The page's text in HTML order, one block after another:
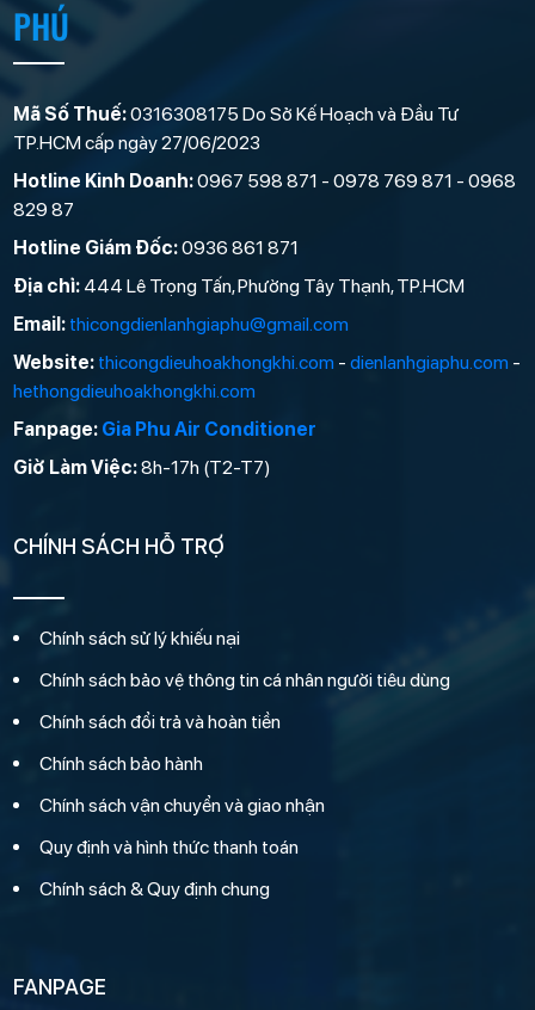
PHÚ
Mã Số Thuế:0316308175 Do Sở Kế Hoạch và Đầu Tư
TP.HCM cấp ngày 27/06/2023
Hotline Kinh Doanh:0967 598 871 - 0978 769 871 - 0968
829 87
Hotline Giám Đốc:0936 861 871
Địa chỉ: 444 Lê Trọng Tấn, Phường Tây Thạnh, TP.HCM
Email: thicongdienlanhgiaphu@gmail.com
Website: thicongdieuhoakhongkhi.com -dienlanhgiaphu.com -
hethongdieuhoakhongkhi.com
Fanpage: Gia Phu Air Conditioner
Giờ Làm Việc:8h-17h (T2-T7)
CHÍNH SÁCH HỖ TRỢ
Chính sách sử lý khiếu nại
Chính sách bảo vệ thông tin cá nhân người tiêu dùng
Chính sách đổi trả và hoàn tiền
Chính sách bảo hành
Chính sách vận chuyển và giao nhận
Quy định và hình thức thanh toán
Chính sách & Quy định chung
FANPAGE